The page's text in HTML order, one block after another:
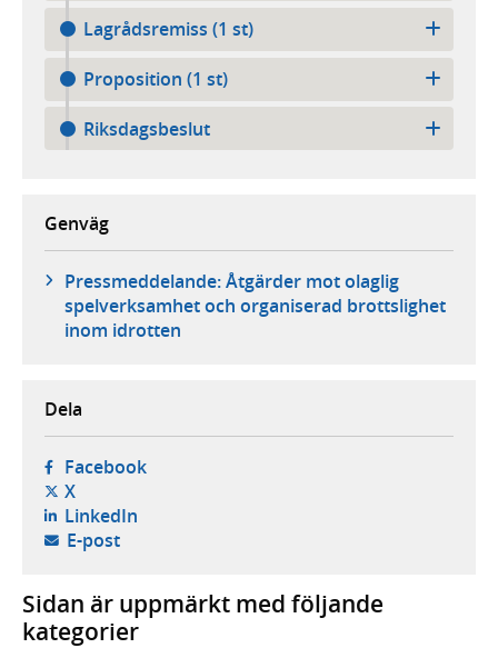
Lagrådsremiss (1 st)
Proposition (1 st)
Riksdagsbeslut
Genväg
Pressmeddelande: Åtgärder mot olaglig
spelverksamhet och organiserad brottslighet
inom idrotten
Dela
Facebook- öppnas i ny flik, extern webbplats,
X- öppnas i ny flik, extern webbplats,
LinkedIn- öppnas i ny flik, extern webbplats,
E-post- öppnar din e-postklient,
Sidan är uppmärkt med följande
kategorier